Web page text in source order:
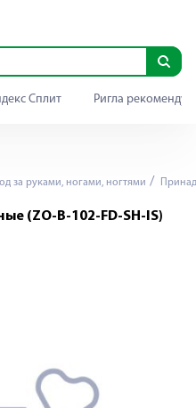
Сплит Ригла
за руками, ногами, ногтями
(ZO-B-102-FD-SH-IS)